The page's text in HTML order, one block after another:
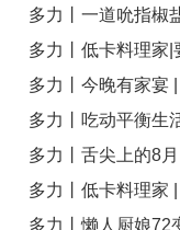
多力丨一道吮指椒
多力丨低卡料理家|
多力丨今晚有家宴
多力丨吃动平衡生
多力丨舌尖上的8
多力丨低卡料理家
多力丨懒人厨娘72